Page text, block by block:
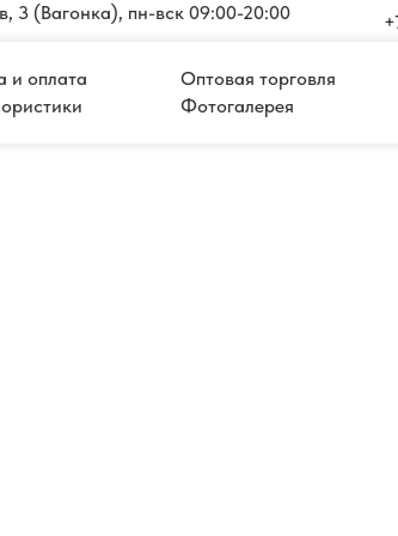
и оплата
Оптовая торговля
Фотогалерея
3 (Вагонка), пн-вск 09:00-20:00